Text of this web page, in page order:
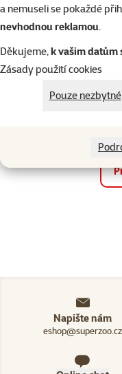
a nemuseli se pokaždé
nevhodnou reklamou.
Děkujeme,k vašim datům
Zásady použití cookies
Pouze nezbytné
Chladné počasí a naši
Napište nám
eshop@superzoo.cz